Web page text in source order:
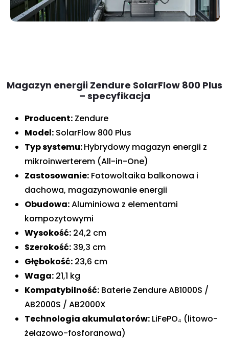
Magazyn energii Zendure SolarFlow 800 Plus
– specyfikacja
Producent: Zendure
Model: SolarFlow 800 Plus
Typ systemu:Hybrydowy magazyn energii z
mikroinwerterem (All-in-One)
Zastosowanie: Fotowoltaika balkonowa i
dachowa, magazynowanie energii
Obudowa:Aluminiowa z elementami
kompozytowymi
Wysokość: 24,2 cm
Szerokość: 39,3 cm
Głębokość: 23,6 cm
Waga: 21,1 kg
Kompatybilność: Baterie Zendure AB1000S /
AB2000S / AB2000X
Technologia akumulatorów: LiFePO₄ (litowo-
żelazowo-fosforanowa)